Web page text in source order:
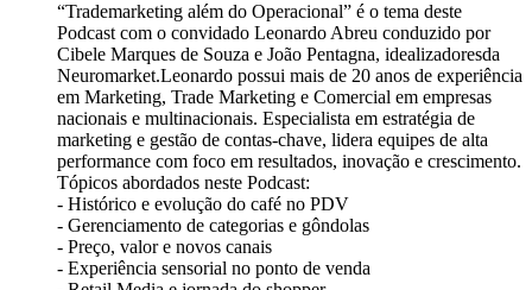
“Trademarketing além do Operacional” é o tema deste
Podcast com o convidado Leonardo Abreu conduzido por
Cibele Marques de Souza e João Pentagna, idealizadoresda
Neuromarket.Leonardo possui mais de 20 anos de experiência
em Marketing, Trade Marketing e Comercial em empresas
nacionais e multinacionais. Especialista em estratégia de
marketing e gestão de contas-chave, lidera equipes de alta
performance com foco em resultados, inovação e crescimento.
Tópicos abordados neste Podcast:
- Histórico e evolução do café no PDV
- Gerenciamento de categorias e gôndolas
- Preço, valor e novos canais
- Experiência sensorial no ponto de venda